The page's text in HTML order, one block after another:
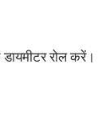
रोल करें।